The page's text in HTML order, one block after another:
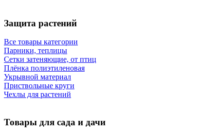
Защита растений
Все товары категории
Парники, теплицы
Сетки затеняющие, от птиц
Плёнка полиэтиленовая
Укрывной материал
Приствольные круги
Чехлы для растений
Товары для сада и дачи